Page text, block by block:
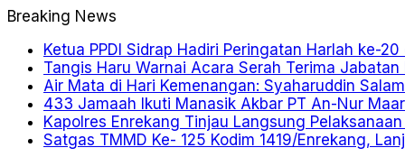
Breaking News
Ketua PPDI Sidrap Hadiri Peringatan Harlah ke-
Tangis Haru Warnai Acara Serah Terima Jabatan
Air Mata di Hari Kemenangan: Syaharuddin
433 Jamaah Ikuti Manasik Akbar PT An-Nur
Kapolres Enrekang Tinjau Langsung
Satgas TMMD Ke- 125 Kodim 1419/Enrekang,